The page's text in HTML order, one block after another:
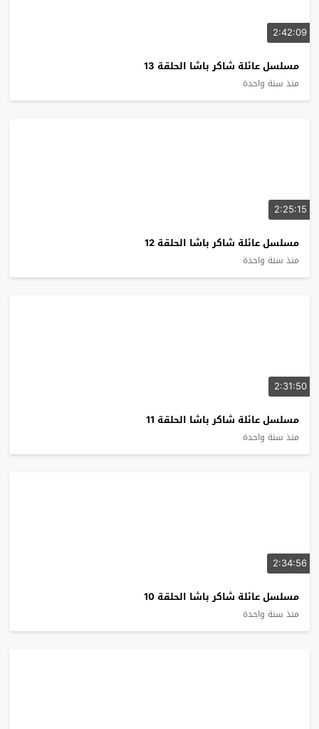
2:42:09
مسلسل عائلة شاكر باشا الحلقة 13
منذ سنة واحدة
2:25:15
مسلسل عائلة شاكر باشا الحلقة 12
منذ سنة واحدة
2:31:50
مسلسل عائلة شاكر باشا الحلقة 11
منذ سنة واحدة
2:34:56
مسلسل عائلة شاكر باشا الحلقة 10
منذ سنة واحدة